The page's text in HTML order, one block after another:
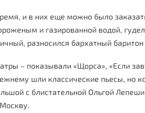
и в них еще можно было
и газированной водой,
разносился бархатный баритон
– показывали «Щорса», «Если
шли классические пьесы, но
с блистательной Ольгой